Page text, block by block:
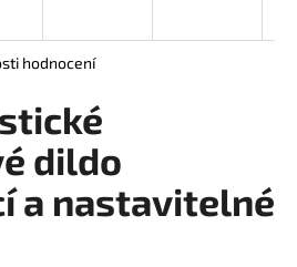
hodnocení
dildo
a nastavitelné